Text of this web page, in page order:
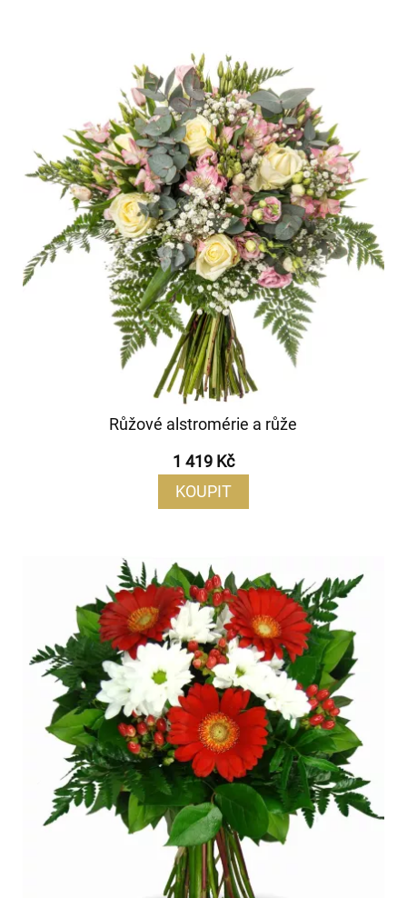
Růžové alstromérie a růže
1 419 Kč
KOUPIT